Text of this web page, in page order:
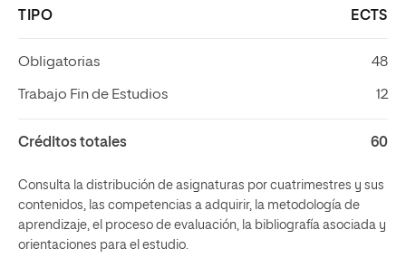
TIPO ECTS
Obligatorias 48
Trabajo Fin de Estudios 12
Créditos totales 60
Consulta la distribución de asignaturas por cuatrimestres y sus
contenidos, las competencias a adquirir, la metodología de
aprendizaje, el proceso de evaluación, la bibliografía asociada y
orientaciones para el estudio.